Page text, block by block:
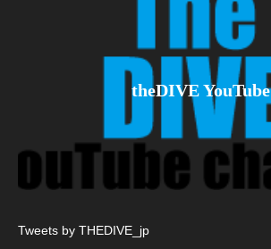
theDIVE YouTube
Tweets by THEDIVE_jp